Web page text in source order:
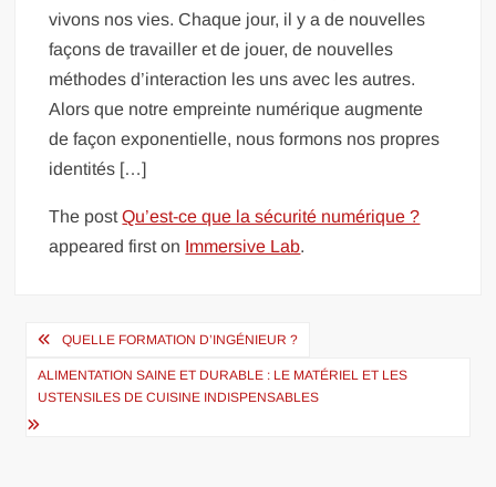
vivons nos vies. Chaque jour, il y a de nouvelles
façons de travailler et de jouer, de nouvelles
méthodes d’interaction les uns avec les autres.
Alors que notre empreinte numérique augmente
de façon exponentielle, nous formons nos propres
identités […]
The postQu’est-ce que la sécurité numérique ?
appeared first on Immersive Lab.
Navigation
de
l’article
QUELLE FORMATION D’INGÉNIEUR ?
ALIMENTATION SAINE ET DURABLE : LE MATÉRIEL ET LES
USTENSILES DE CUISINE INDISPENSABLES